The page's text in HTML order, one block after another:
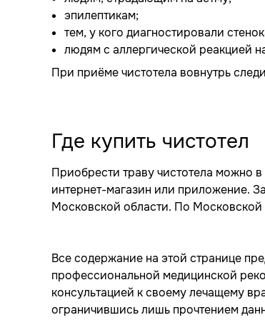
эпилептикам;
тем, у кого диагностировали
людям с аллергической реакцией
При приёме чистотела вовнутрь
Где купить чистотел
Приобрести траву чистотела можно
интернет-магазин или приложение.
Московской области. По
Все содержание на этой странице
профессиональной медицинской
консультацией к своему лечащему
ограничившись лишь прочтением